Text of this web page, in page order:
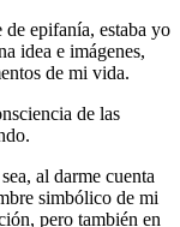
epifanía, estaba yo
idea e imágenes,
de mi vida.
de las
al darme cuenta
simbólico de mi
pero también en